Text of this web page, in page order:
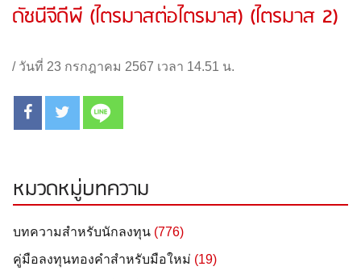
ดัชนีจีดีพี (ไตรมาสต่อไตรมาส) (ไตรมาส 2)
/ วันที่ 23 กรกฎาคม 2567 เวลา 14.51 น.
หมวดหมู่บทความ
บทความสำหรับนักลงทุน (776)
คู่มือลงทุนทองคำสำหรับมือใหม่ (19)